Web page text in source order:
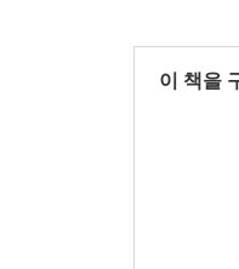
3?1운동이
연속이었
비극을 우
속으로 사라
이 책을